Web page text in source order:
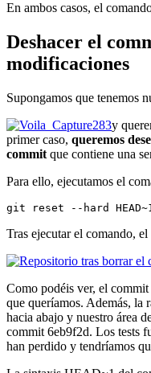
En ambos casos, el
Deshacer el
modificaciones
Supongamos que tenemos
y
primer caso, queremos
commit que contiene una
Para ello, ejecutamos el
git reset --hard
Tras ejecutar el comando,
Como podéis ver, el
que queríamos. Además, la
hacia abajo y nuestro área
commit 6eb9f2d. Los tests
han perdido y tendríamos